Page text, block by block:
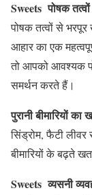
Sweets पोषक
पोषक तत्वों से भरपूर
आहार का एक
तो आपको आवश्यक
समर्थन करते हैं।
पुरानी बीमारियों का
सिंड्रोम, फैटी
बीमारियों के बढ़ते
Sweets व्यसनी